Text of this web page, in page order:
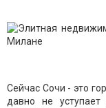
Сейчас Сочи - это
давно не